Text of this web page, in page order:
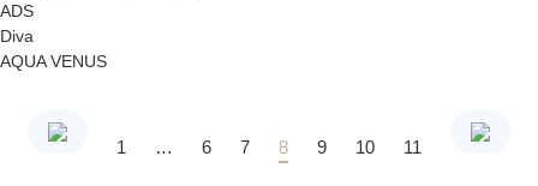
ADS
Diva
AQUA VENUS
1 … 6 7 8 9 10 11